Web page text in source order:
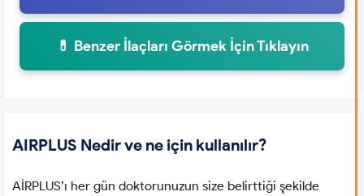
💊 Benzer İlaçları Görmek İçin Tıklayın
AIRPLUS Nedir ve ne için kullanılır?
AİRPLUS’ı her gün doktorunuzun size belirttiği şekilde